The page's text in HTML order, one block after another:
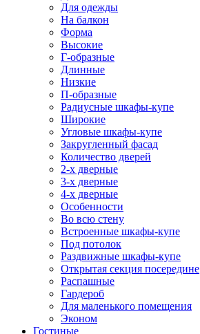
Для одежды
На балкон
Форма
Высокие
Г-образные
Длинные
Низкие
П-образные
Радиусные шкафы-купе
Широкие
Угловые шкафы-купе
Закругленный фасад
Количество дверей
2-х дверные
3-х дверные
4-х дверные
Особенности
Во всю стену
Встроенные шкафы-купе
Под потолок
Раздвижные шкафы-купе
Открытая секция посередине
Распашные
Гардероб
Для маленького помещения
Эконом
Гостиные